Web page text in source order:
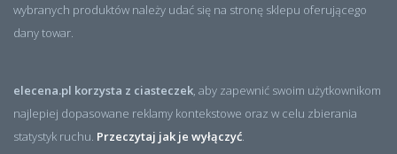
wybranych produktów należy udać się na stronę sklepu oferującego
dany towar.
elecena.pl korzysta z ciasteczek , aby zapewnić swoim użytkownikom
najlepiej dopasowane reklamy kontekstowe oraz w celu zbierania
statystyk ruchu. Przeczytaj jak je wyłączyć